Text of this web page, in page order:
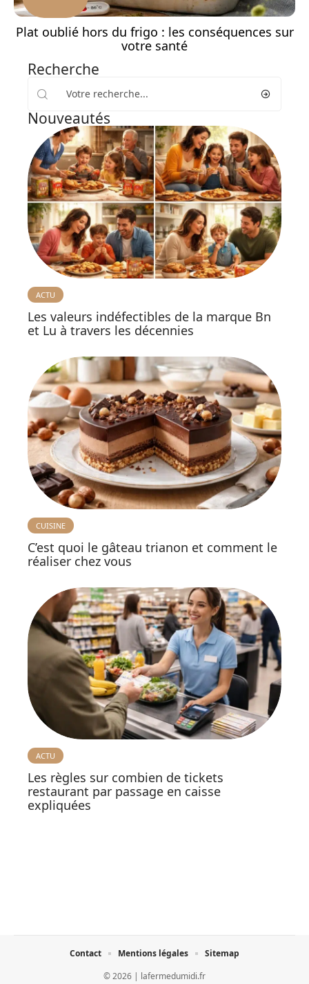
Plat oublié hors du frigo : les conséquences sur
votre santé
Recherche
Nouveautés
ACTU
Les valeurs indéfectibles de la marque Bn
et Lu à travers les décennies
CUISINE
C’est quoi le gâteau trianon et comment le
réaliser chez vous
ACTU
Les règles sur combien de tickets
restaurant par passage en caisse
expliquées
© 2026 | lafermedumidi.fr
Contact Mentions légales Sitemap